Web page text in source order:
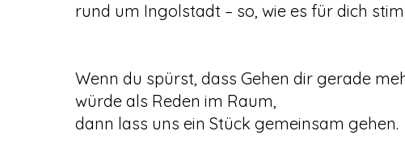
rund um Ingolstadt – so, wie es für dich
Wenn du spürst, dass Gehen dir gerade
würde als Reden im Raum,
dann lass uns ein Stück gemeinsam gehen.